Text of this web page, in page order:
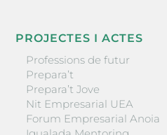
PROJECTES I ACTES
Professions de futur
Prepara’t
Prepara’t Jove
Nit Empresarial UEA
Forum Empresarial Anoia